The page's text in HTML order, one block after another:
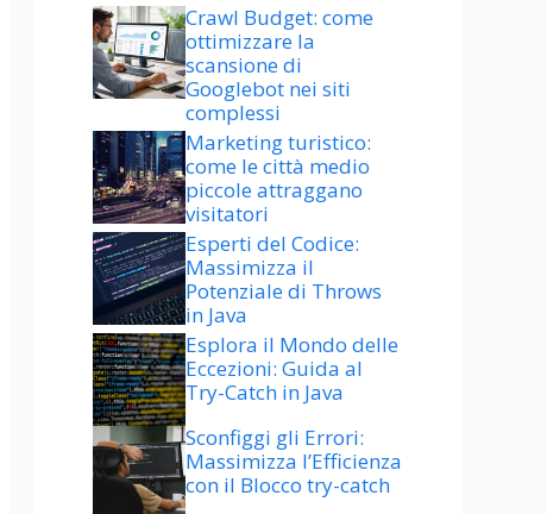
Crawl Budget: come
ottimizzare la
scansione di
Googlebot nei siti
complessi
Marketing turistico:
come le città medio
piccole attraggano
visitatori
Esperti del Codice:
Massimizza il
Potenziale di Throws
in Java
Esplora il Mondo delle
Eccezioni: Guida al
Try-Catch in Java
Sconfiggi gli Errori:
Massimizza l’Efficienza
con il Blocco try-catch